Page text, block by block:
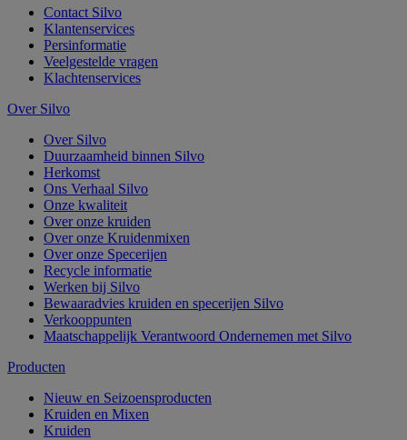
Contact Silvo
Klantenservices
Persinformatie
Veelgestelde vragen
Klachtenservices
Over Silvo
Over Silvo
Duurzaamheid binnen Silvo
Herkomst
Ons Verhaal Silvo
Onze kwaliteit
Over onze kruiden
Over onze Kruidenmixen
Over onze Specerijen
Recycle informatie
Werken bij Silvo
Bewaaradvies kruiden en specerijen Silvo
Verkooppunten
Maatschappelijk Verantwoord Ondernemen met Silvo
Producten
Nieuw en Seizoensproducten
Kruiden en Mixen
Kruiden